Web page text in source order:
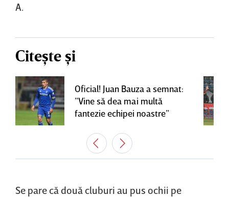
A.
Citește și
Oficial! Juan Bauza a semnat:
”Vine să dea mai multă
fantezie echipei noastre”
Se pare că două cluburi au pus ochii pe